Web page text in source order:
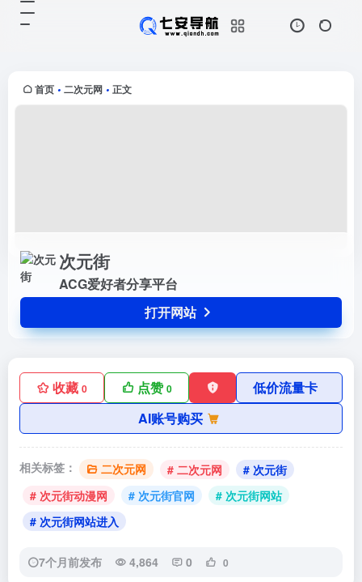
首页 • 二次元网 • 正文
次元街
ACG爱好者分享平台
打开网站
收藏 0 点赞0
低价流量卡
AI账号购买
相关标签： 二次元网 # 二次元网
# 次元街
# 次元街动漫网
# 次元街官网
# 次元街网站
# 次元街网站进入
7个月前发布 4,864 0 0